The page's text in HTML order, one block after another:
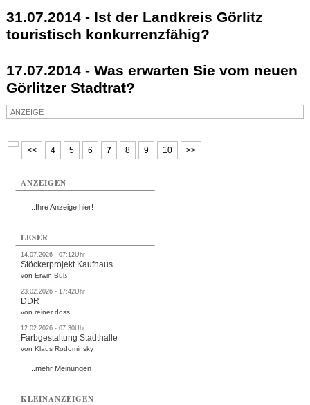
31.07.2014 - Ist der Landkreis Görlitz
touristisch konkurrenzfähig?
17.07.2014 - Was erwarten Sie vom neuen
Görlitzer Stadtrat?
ANZEIGE
<< 4 5 6 7 8 9 10 >>
ANZEIGEN
...Ihre Anzeige hier!
LESER
14.07.2026 - 07:12Uhr
Stöckerprojekt Kaufhaus
von Erwin Buß
23.02.2026 - 17:42Uhr
DDR
von reiner doss
12.02.2026 - 07:30Uhr
Farbgestaltung Stadthalle
von Klaus Rodominsky
...mehr Meinungen
KLEINANZEIGEN